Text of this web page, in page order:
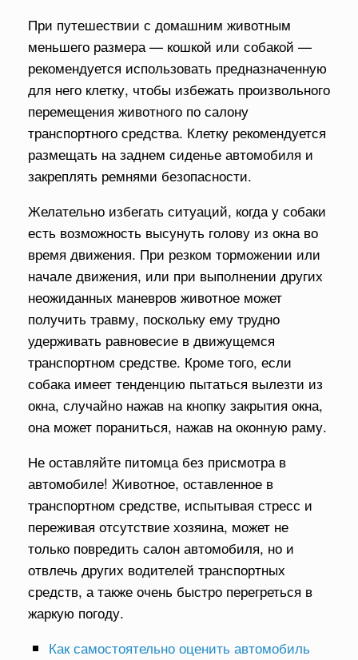
При путешествии с домашним животным
меньшего размера — кошкой или собакой —
рекомендуется использовать предназначенную
для него клетку, чтобы избежать произвольного
перемещения животного по салону
транспортного средства. Клетку рекомендуется
размещать на заднем сиденье автомобиля и
закреплять ремнями безопасности.
Желательно избегать ситуаций, когда у собаки
есть возможность высунуть голову из окна во
время движения. При резком торможении или
начале движения, или при выполнении других
неожиданных маневров животное может
получить травму, поскольку ему трудно
удерживать равновесие в движущемся
транспортном средстве. Кроме того, если
собака имеет тенденцию пытаться вылезти из
окна, случайно нажав на кнопку закрытия окна,
она может пораниться, нажав на оконную раму.
Не оставляйте питомца без присмотра в
автомобиле! Животное, оставленное в
транспортном средстве, испытывая стресс и
переживая отсутствие хозяина, может не
только повредить салон автомобиля, но и
отвлечь других водителей транспортных
средств, а также очень быстро перегреться в
жаркую погоду.
Как самостоятельно оценить автомобиль